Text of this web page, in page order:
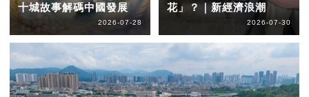
十城故事解碼中國發展
2026-07-28
花」？｜新經濟浪潮
2026-07-30